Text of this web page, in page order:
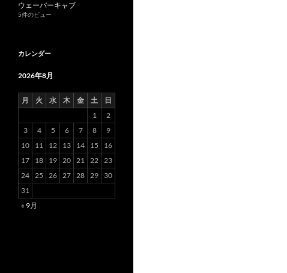
ウェーバーキャブ
5件のビュー
カレンダー
2026年8月
月 火 水 木 金 土
日
1
2
3
4 5 6 7 8
9
10
11 12 13 14 15
16
17
18 19 20 21 22 23
24 25 26 27 28 29
30
31
« 9月